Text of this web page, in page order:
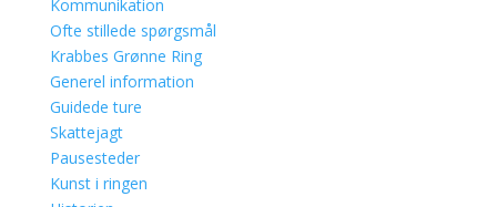
Kommunikation
Ofte stillede spørgsmål
Krabbes Grønne Ring
Generel information
Guidede ture
Skattejagt
Pausesteder
Kunst i ringen